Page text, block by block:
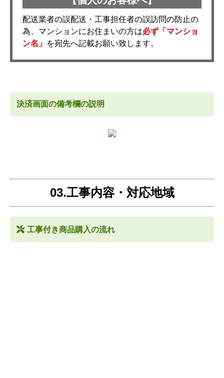
配送業者の誤配送・工事担任者の誤訪問の防止の
為、マンションにお住まいの方は必ず「マンショ
ン名」 を宛先へ記載お願い致します。
決済画面の備考欄の説明
03.工事内容・対応地域
工事付き商品購入の流れ